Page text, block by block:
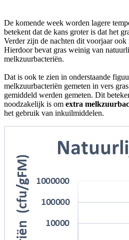
De komende week worden lagere
betekent dat de kans groter is dat het
Verder zijn de nachten dit voorjaar ook
Hierdoor bevat gras weinig van
melkzuurbacteriën.
Dat is ook te zien in onderstaande
melkzuurbacteriën gemeten in vers
gemiddeld werden gemeten. Dit
noodzakelijk is om extra
het gebruik van inkuilmiddelen.